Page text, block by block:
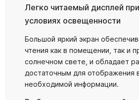
Легко читаемый дисплей
условиях освещенности
Большой яркий экран
чтения как в помещении, так и
солнечном свете, и обладает
достаточным для отображения
необходимой информации.